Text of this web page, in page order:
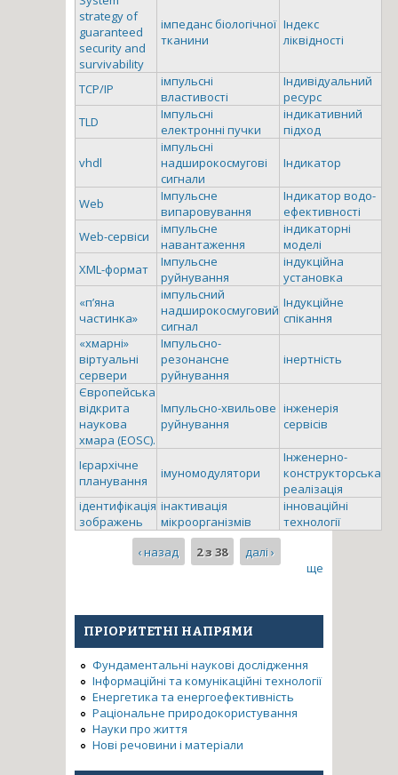
strategy of
guaranteed
security and
survivability
імпеданс біологічної
тканини
Індекс
ліквідності
TCP/IP
імпульсні
властивості
Індивідуальний
ресурс
TLD
Імпульсні
електронні пучки
індикативний
підход
vhdl
імпульсні
надширокосмугові
сигнали
Індикатор
Web
Імпульсне
випаровування
Індикатор водо-
ефективності
Web-сервіси
імпульсне
навантаження
індикаторні
моделі
XML-формат
Імпульсне
руйнування
індукційна
установка
«п’яна
частинка»
імпульсний
надширокосмуговий
сигнал
Індукційне
спікання
«хмарні»
віртуальні
сервери
Імпульсно-
резонансне
руйнування
інертність
Європейська
відкрита
наукова
хмара (EOSC).
Імпульсно-хвильове
руйнування
інженерія
сервісів
Ієрархічне
планування
імуномодулятори
Інженерно-
конструкторська
реалізація
ідентифікація
зображень
інактивація
мікроорганізмів
інноваційні
технології
‹ назад
2 з 38
далі ›
ще
ПРІОРИТЕТНІ НАПРЯМИ
Фундаментальні наукові дослідження
Інформаційні та комунікаційні технології
Енергетика та енергоефективність
Раціональне природокористування
Науки про життя
Нові речовини і матеріали